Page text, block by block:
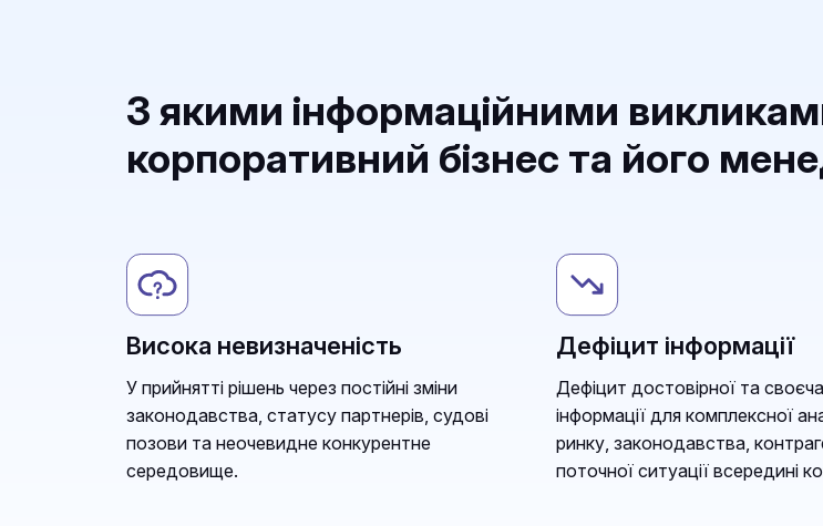
З якими інформаційними
корпоративний бізнес та його
Висока невизначеність
У прийнятті рішень через постійні зміни
законодавства, статусу партнерів, судові
позови та неочевидне конкурентне
середовище.
Дефіцит інформації
Дефіцит достовірної та
інформації для комплексної
ринку, законодавства,
поточної ситуації всередині